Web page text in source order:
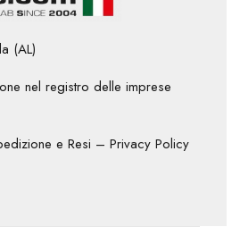
(AL)
nel registro delle imprese
e Resi – Privacy Policy